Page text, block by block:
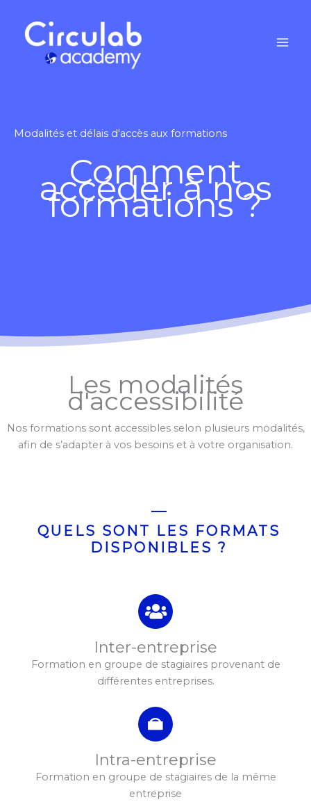
contenu
Modalités et délais d'accès aux formations
Comment
accéder à nos
formations ?
Les modalités
d'accessibilité
Nos formations sont accessibles selon plusieurs modalités,
afin de s’adapter à vos besoins et à votre organisation.
QUELS SONT LES FORMATS
DISPONIBLES ?
Inter-entreprise
Formation en groupe de stagiaires provenant de
différentes entreprises.
Intra-entreprise
Formation en groupe de stagiaires de la même
entreprise